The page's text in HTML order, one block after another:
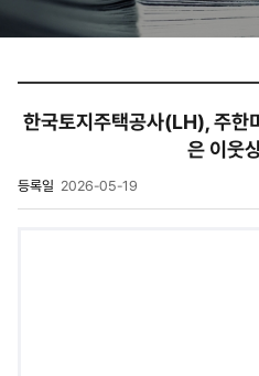
한국토지주택공사(LH), 주한
은 이웃
등록일 2026-05-19